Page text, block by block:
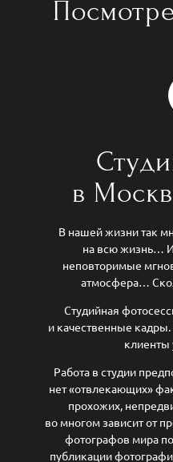
в
В нашей жизни так
на всю жизнь…
неповторимые
атмосфера…
Студийная
и качественные
клиенты
Работа в студии
нет «отвлекающих»
прохожих,
во многом зависит от
фотографов мира
публикации